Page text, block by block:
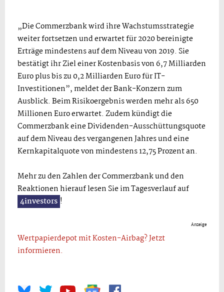
„Die Commerzbank wird ihre Wachstumsstrategie
weiter fortsetzen und erwartet für 2020 bereinigte
Erträge mindestens auf dem Niveau von 2019. Sie
bestätigt ihr Ziel einer Kostenbasis von 6,7 Milliarden
Euro plus bis zu 0,2 Milliarden Euro für IT-
Investitionen”, meldet der Bank-Konzern zum
Ausblick. Beim Risikoergebnis werden mehr als 650
Millionen Euro erwartet. Zudem kündigt die
Commerzbank eine Dividenden-Ausschüttungsquote
auf dem Niveau des vergangenen Jahres und eine
Kernkapitalquote von mindestens 12,75 Prozent an.
Mehr zu den Zahlen der Commerzbank und den
Reaktionen hierauf lesen Sie im Tagesverlauf auf
4investors !
Anzeige
Wertpapierdepot mit Kosten-Airbag? Jetzt
informieren.